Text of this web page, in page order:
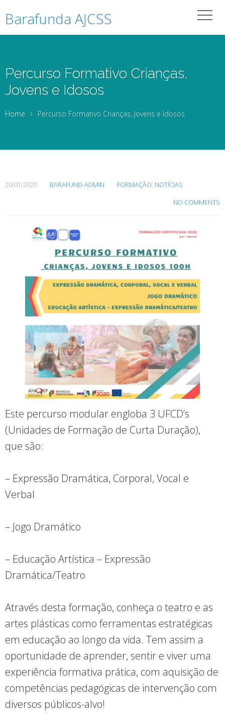
Barafunda AJCSS
Percurso Formativo Crianças,
Jovens e Idosos
Home Percurso Formativo Crianças, Jovens e Idosos
20/01/2020 BARAFUND-ADMIN FORMAÇÃO, NOTÍCIAS
NO COMMENTS
Este percurso modular engloba 3 UFCD’s
(Unidades de Formação de Curta Duração),
que são:
– Expressão Dramática, Corporal, Vocal e
Verbal
– Jogo Dramático
– Educação Artística – Expressão
Dramática/Teatro
Através desta formação, conheça o teatro e as
artes plásticas como ferramentas estratégicas
em educação ao longo da vida. Tem assim a
oportunidade de aprender, sentir e viver uma
experiência formativa prática, com aquisição de
competências pedagógicas de intervenção com
diversos públicos-alvo!